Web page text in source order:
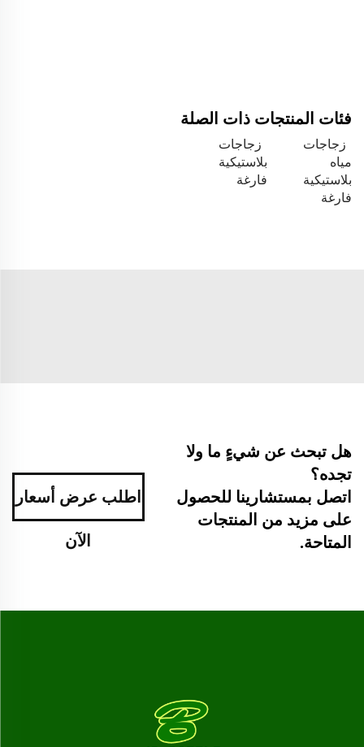
فئات المنتجات ذات الصلة
زجاجات
مياه
بلاستيكية
فارغة
زجاجات
بلاستيكية
فارغة
هل تبحث عن شيءٍ ما ولا
تجده؟
اتصل بمستشارينا للحصول
على مزيد من المنتجات
المتاحة.
اطلب عرض أسعار
الآن